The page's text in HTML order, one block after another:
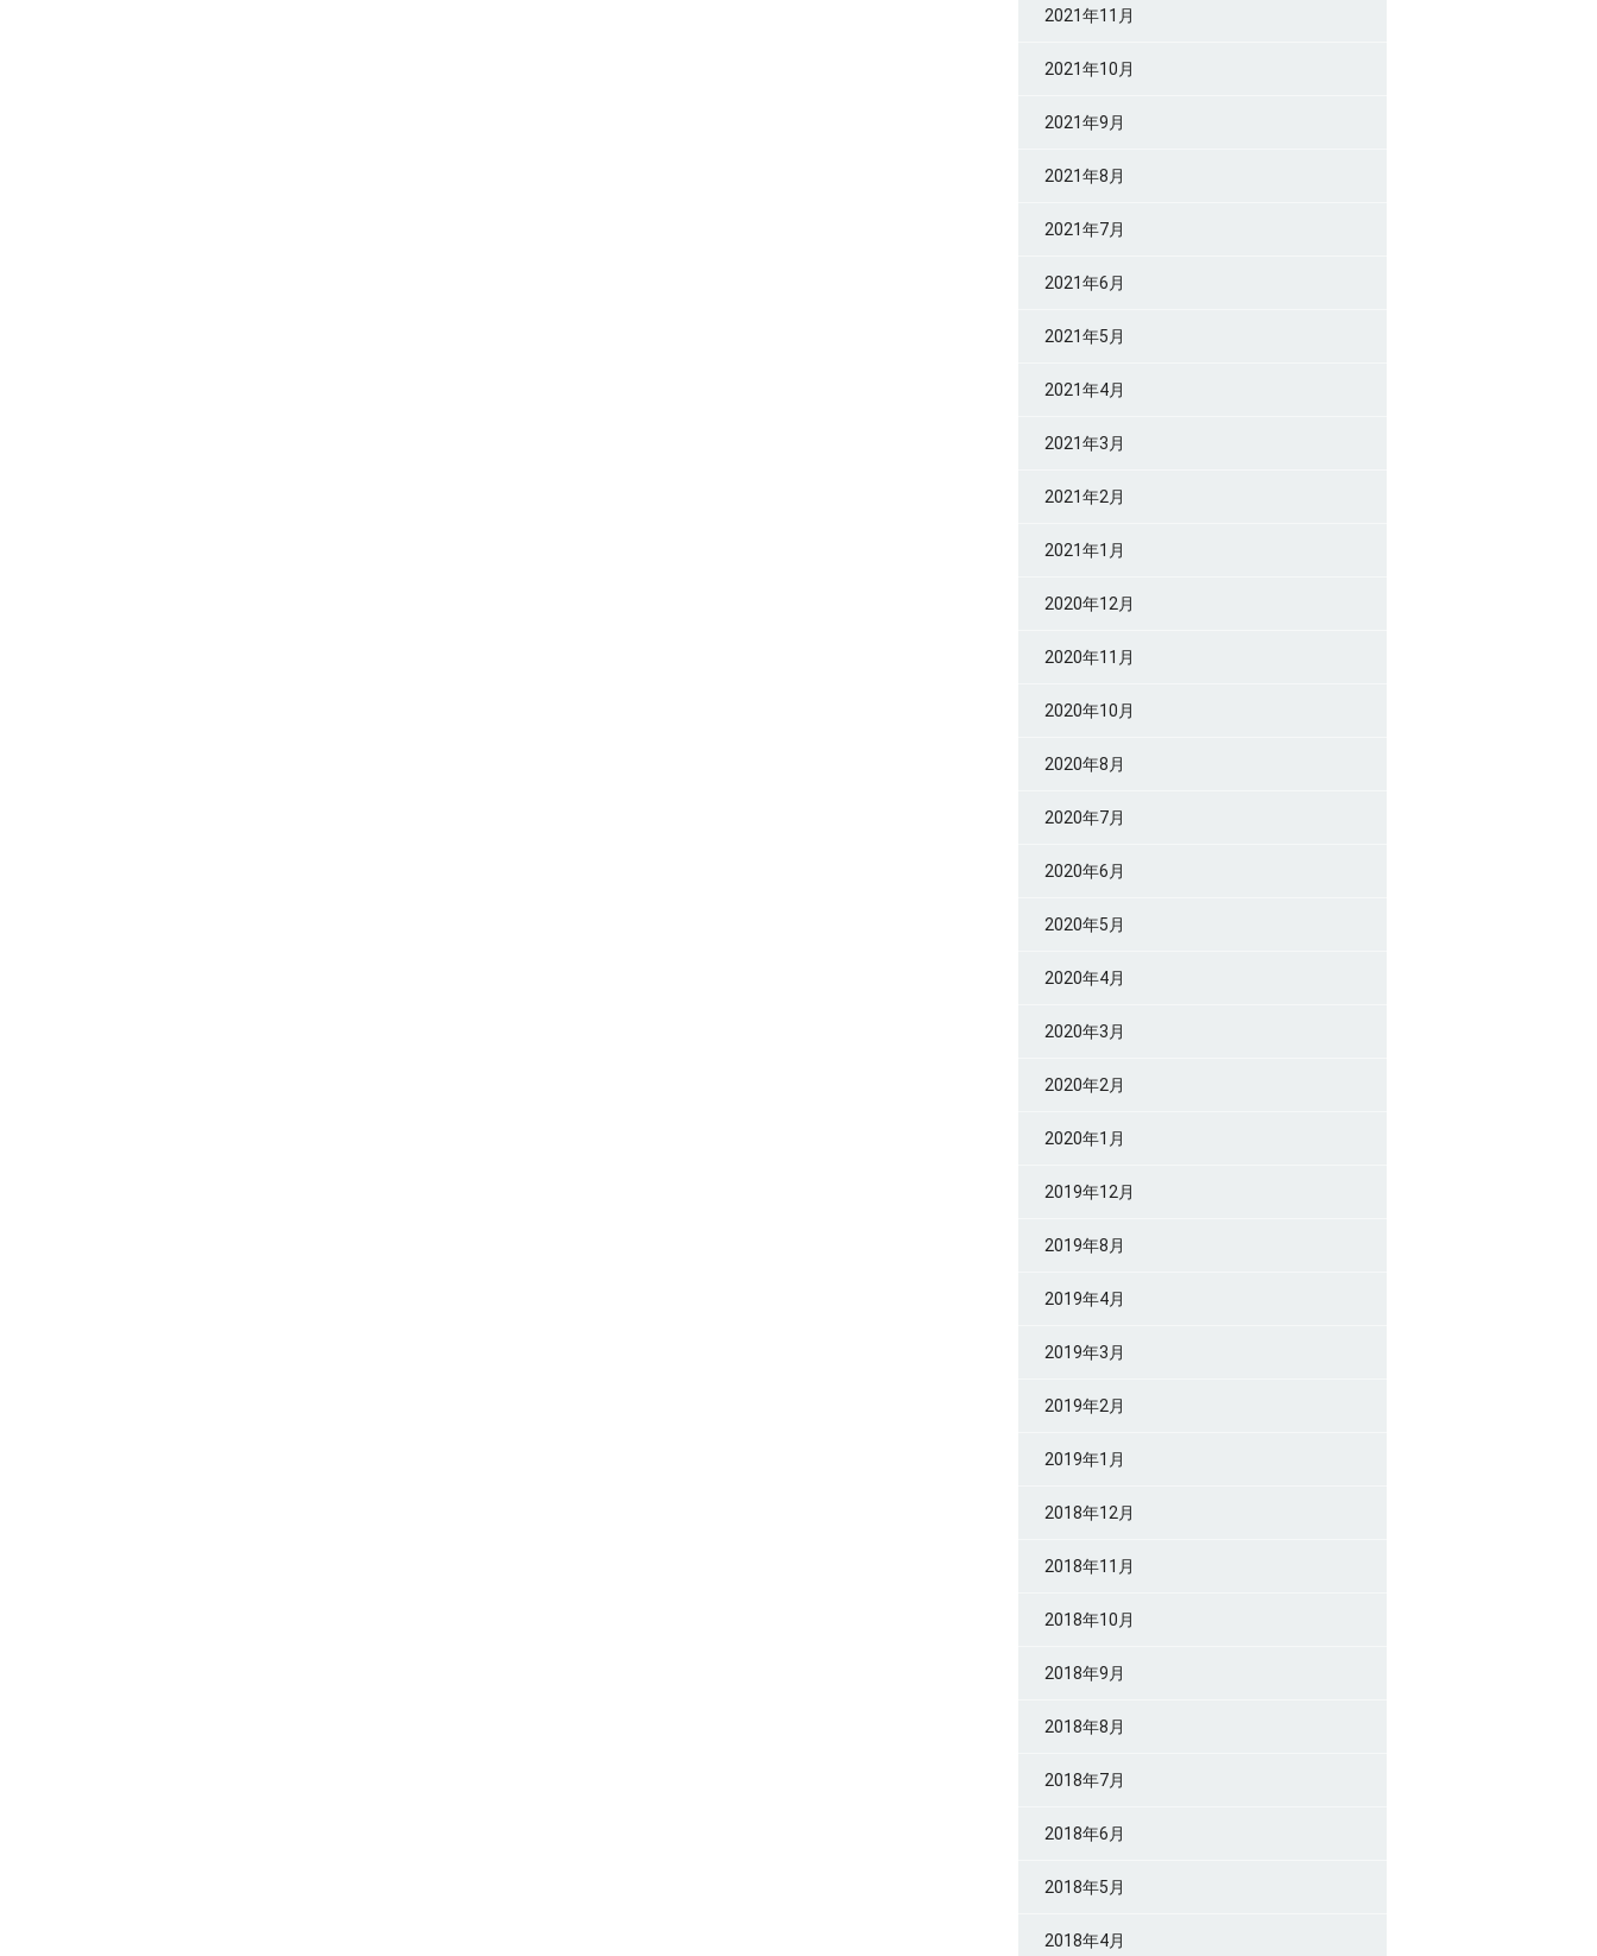
2021年11月
2021年10月
2021年9月
2021年8月
2021年7月
2021年6月
2021年5月
2021年4月
2021年3月
2021年2月
2021年1月
2020年12月
2020年11月
2020年10月
2020年8月
2020年7月
2020年6月
2020年5月
2020年4月
2020年3月
2020年2月
2020年1月
2019年12月
2019年8月
2019年4月
2019年3月
2019年2月
2019年1月
2018年12月
2018年11月
2018年10月
2018年9月
2018年8月
2018年7月
2018年6月
2018年5月
2018年4月